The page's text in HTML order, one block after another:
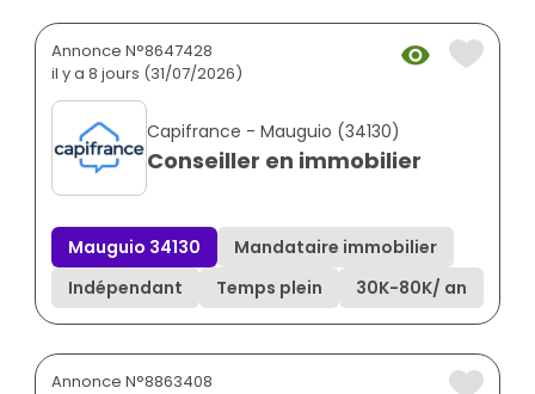
Annonce N°8647428
il y a 8 jours (31/07/2026)
Capifrance - Mauguio (34130)
Conseiller en immobilier
Mauguio 34130
Mandataire immobilier
Indépendant
Temps plein 30K-80K/ an
Annonce N°8863408